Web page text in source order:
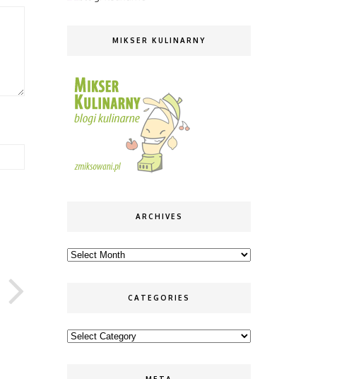
MIKSER KULINARNY
ARCHIVES
Archives
CATEGORIES
Categories